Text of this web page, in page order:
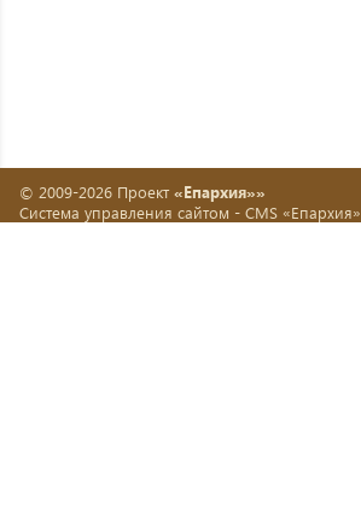
© 2009-2026 Проект «Епархия»»
Система управления сайтом - CMS «Епархия»